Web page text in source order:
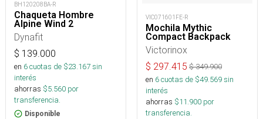
BH120208BA-R
Chaqueta Hombre
Alpine Wind 2
Dynafit
$ 139.000
en 6cuotas de $23.167sin
interés
ahorras $5.560 por
transferencia.
Disponible
VIC071601FE-R
Mochila Mythic
Compact Backpack
Victorinox
$ 297.415 $349.900
en 6cuotas de $49.569sin
interés
ahorras $11.900 por
transferencia.